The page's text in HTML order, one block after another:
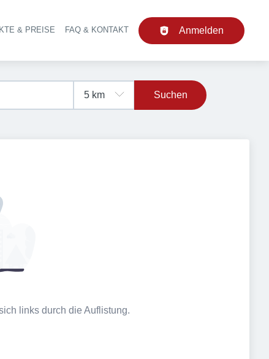
Navigation
& PREISE FAQ & KONTAKT Anmelden
Suchen
links durch die Auflistung.